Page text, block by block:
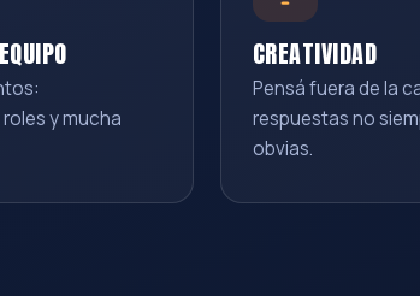
y mucha
CREATIVIDAD
Pensá fuera de la
respuestas no
obvias.